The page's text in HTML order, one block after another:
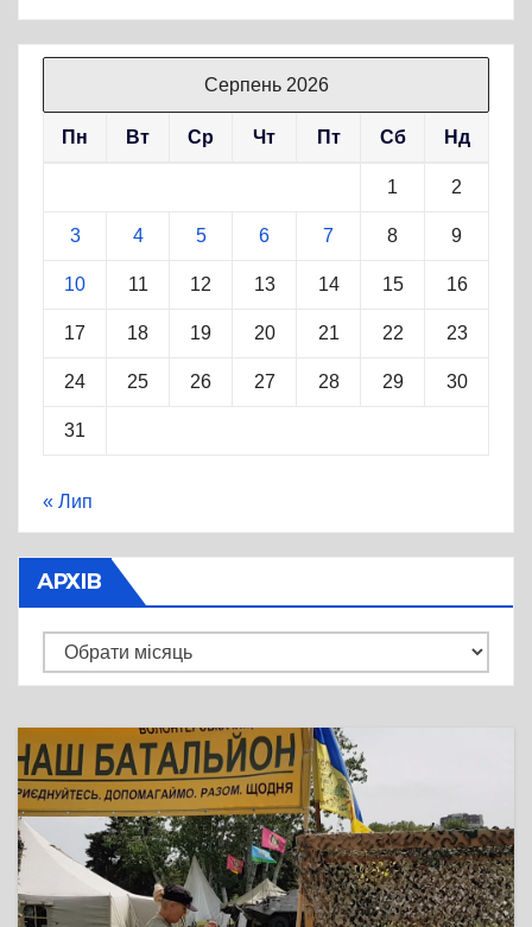
Серпень 2026
Пн Вт Ср Чт Пт Сб Нд
1 2
3 4 5 6 7 8 9
10 11 12 13 14 15 16
17 18 19 20 21 22 23
24 25 26 27 28 29 30
31
« Лип
АРХІВ
Архів